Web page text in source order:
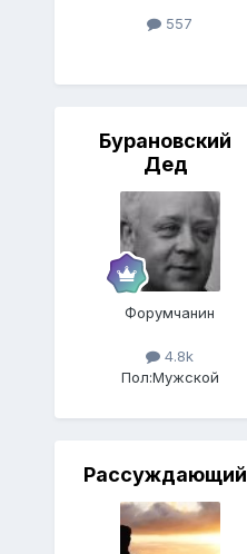
557
Бурановский
Дед
Форумчанин
4.8k
Пол:Мужской
Рассуждающий